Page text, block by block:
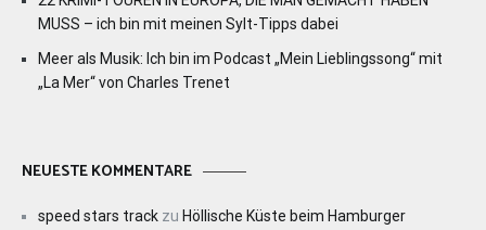
MUSS – ich bin mit meinen Sylt-Tipps dabei
Meer als Musik: Ich bin im Podcast „Mein Lieblingssong“ mit
„La Mer“ von Charles Trenet
NEUESTE KOMMENTARE
speed stars track zu Höllische Küste beim Hamburger